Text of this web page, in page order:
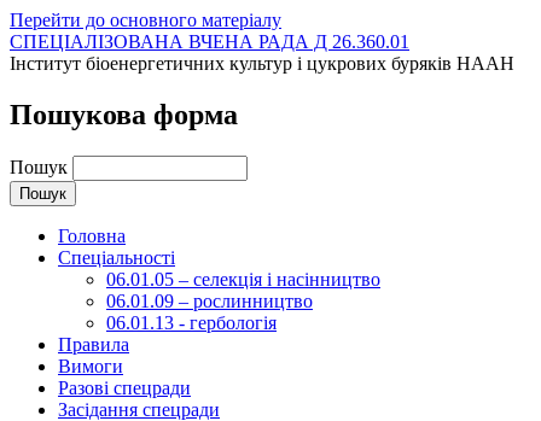
Перейти до основного матеріалу
СПЕЦІАЛІЗОВАНА ВЧЕНА РАДА Д 26.360.01
Інститут біоенергетичних культур і цукрових буряків НААН
Пошукова форма
Пошук
Головна
Спеціальності
06.01.05 – селекція і насінництво
06.01.09 – рослинництво
06.01.13 - гербологія
Правила
Вимоги
Разові спецради
Засідання спецради